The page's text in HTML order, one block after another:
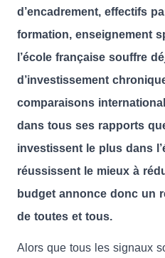
d’encadrement, effectifs
formation, enseignement
l’école française souffre
d’investissement
comparaisons
dans tous ses rapports
investissent le plus dans
réussissent le mieux à
budget annonce donc un
de toutes et tous.
Alors que tous les signaux